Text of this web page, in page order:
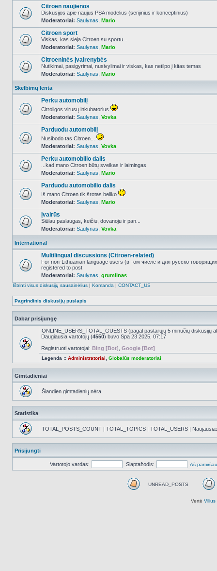
NO_UNREAD_POSTS
Citroen naujienos
Diskusijos apie naujus PSA modelius (serijinius ir konceptinius)
Moderatoriai: Saulynas Mario
NO_UNREAD_POSTS
Citroen sport
Viskas, kas sieja Citroen su sportu...
Moderatoriai: Saulynas Mario
NO_UNREAD_POSTS
Citroeninės įvairenybės
Nutikimai, pasigyrimai, nusivylimai ir viskas, kas netilpo į kitas temas
Moderatoriai: Saulynas Mario
Skelbimų lenta
NO_UNREAD_POSTS
Perku automobilį
Citroligos virusų inkubatorius
Moderatoriai: Saulynas Vovka
NO_UNREAD_POSTS
Parduodu automobilį
Nusibodo tas Citroen...
Moderatoriai: Saulynas Vovka
NO_UNREAD_POSTS
Perku automobilio dalis
...kad mano Citroen būtų sveikas ir laimingas
Moderatoriai: Saulynas Mario
NO_UNREAD_POSTS
Parduodu automobilio dalis
Iš mano Citroen tik šrotas beliko
Moderatoriai: Saulynas Mario
NO_UNREAD_POSTS
Įvairūs
Siūlau paslaugas, keičiu, dovanoju ir pan...
Moderatoriai: Saulynas Vovka
International
NO_UNREAD_POSTS
Multilingual discussions (Citroen-related)
For non-Lithuanian language users (в том числе и для русско-
registered to post
Moderatoriai: Saulynas grumlinas
Ištrinti visus diskusijų sausainėlius | Komanda | CONTACT_US
Pagrindinis diskusijų puslapis
Dabar prisijungę
ONLINE_USERS_TOTAL_GUESTS (pagal pastarųjų 5 minučių diskusijų
Daugiausia vartotojų (4550) buvo Spa 23 2025, 07:17
Registruoti vartotojai: Bing [Bot] Google [Bot]
Legenda :: Administratoriai Globalūs moderatoriai
Gimtadieniai
Šiandien gimtadienių nėra
Statistika
TOTAL_POSTS_COUNT | TOTAL_TOPICS | TOTAL_USERS |
Prisijungti
Vartotojo vardas: Slaptažodis: Aš
UNREAD_POSTS
Vertė Vilius